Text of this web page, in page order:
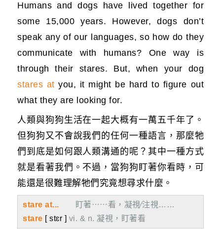
Humans and dogs have lived together for
some 15,000 years. However, dogs don’t
speak any of our languages, so how do they
communicate with humans? One way is
through their stares. But, when your dog
stares at you, it might be hard to figure out
what they are looking for.
人類與狗狗生活在一起大概有一萬五千年了。
但狗狗又不會說我們的任何一種語言，那麼牠
們到底是如何跟人類溝通的呢？其中一種方式
就是看著我們。不過，當狗狗盯著你看時，可
能還是很難理解牠們究竟想尋求什麼。
stare at...
盯著⋯⋯看，凝視∕注視……
stare [ stɛr ] vi. & n. 凝視，盯著看